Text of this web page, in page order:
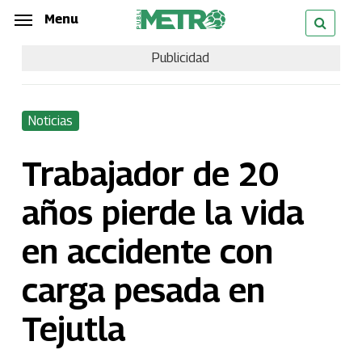
Skip
content
Menu
Publicidad
Noticias
Trabajador de 20
años pierde la vida
en accidente con
carga pesada en
Tejutla
Menu